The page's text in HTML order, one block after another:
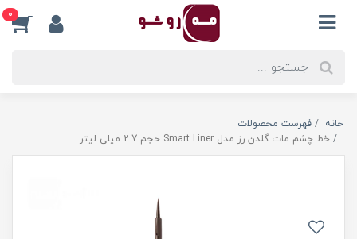
0
خانه
فهرست محصولات
خط چشم مات گلدن رز مدل Smart Liner حجم 2.7 میلی لیتر